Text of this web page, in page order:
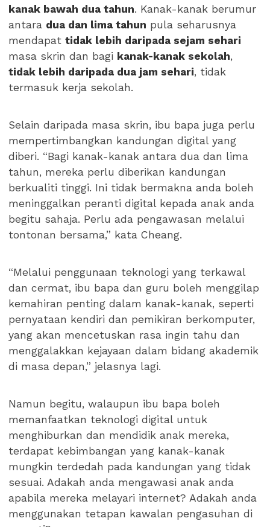
kanak bawah dua tahun. Kanak-kanak berumur
antara dua dan lima tahun pula seharusnya
mendapat tidak lebih daripada sejam sehari
masa skrin dan bagi kanak-kanak sekolah,
tidak lebih daripada dua jam sehari, tidak
termasuk kerja sekolah.
Selain daripada masa skrin, ibu bapa juga perlu
mempertimbangkan kandungan digital yang
diberi. “Bagi kanak-kanak antara dua dan lima
tahun, mereka perlu diberikan kandungan
berkualiti tinggi. Ini tidak bermakna anda boleh
meninggalkan peranti digital kepada anak anda
begitu sahaja. Perlu ada pengawasan melalui
tontonan bersama,” kata Cheang.
“Melalui penggunaan teknologi yang terkawal
dan cermat, ibu bapa dan guru boleh menggilap
kemahiran penting dalam kanak-kanak, seperti
pernyataan kendiri dan pemikiran berkomputer,
yang akan mencetuskan rasa ingin tahu dan
menggalakkan kejayaan dalam bidang akademik
di masa depan,” jelasnya lagi.
Namun begitu, walaupun ibu bapa boleh
memanfaatkan teknologi digital untuk
menghiburkan dan mendidik anak mereka,
terdapat kebimbangan yang kanak-kanak
mungkin terdedah pada kandungan yang tidak
sesuai. Adakah anda mengawasi anak anda
apabila mereka melayari internet? Adakah anda
menggunakan tetapan kawalan pengasuhan di